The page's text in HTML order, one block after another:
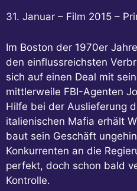
31. Januar – Film 2015 –
Im Boston der 1970er
den einflussreichsten
sich auf einen Deal mit
mittlerweile FBI-Agenten
Hilfe bei der Auslieferung
italienischen Mafia erhält
baut sein Geschäft
Konkurrenten an die
perfekt, doch schon bald
Kontrolle.